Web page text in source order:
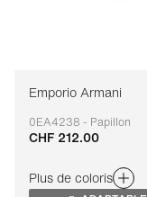
Emporio Armani
0EA4238 - Papillon
Adaptable
CHF 212.00
Plus de coloris